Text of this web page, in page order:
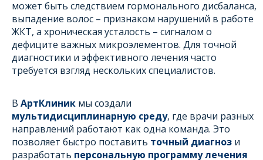
может быть следствием гормонального дисбаланса,
выпадение волос – признаком нарушений в работе
ЖКТ, а хроническая усталость – сигналом о
дефиците важных микроэлементов. Для точной
диагностики и эффективного лечения часто
требуется взгляд нескольких специалистов.
В АртКлиник мы создали
мультидисциплинарную среду, где врачи разных
направлений работают как одна команда. Это
позволяет быстро поставить точный диагноз и
разработать персональную программу лечения